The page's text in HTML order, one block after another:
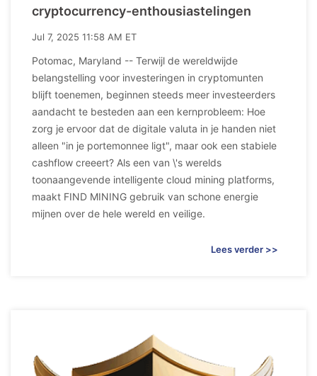
cryptocurrency-enthousiastelingen
Jul 7, 2025 11:58 AM ET
Potomac, Maryland -- Terwijl de wereldwijde
belangstelling voor investeringen in cryptomunten
blijft toenemen, beginnen steeds meer investeerders
aandacht te besteden aan een kernprobleem: Hoe
zorg je ervoor dat de digitale valuta in je handen niet
alleen "in je portemonnee ligt", maar ook een stabiele
cashflow creeert? Als een van \'s werelds
toonaangevende intelligente cloud mining platforms,
maakt FIND MINING gebruik van schone energie
mijnen over de hele wereld en veilige.
Lees verder >>